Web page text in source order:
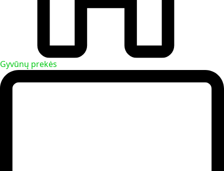
Gyvūnų prekės